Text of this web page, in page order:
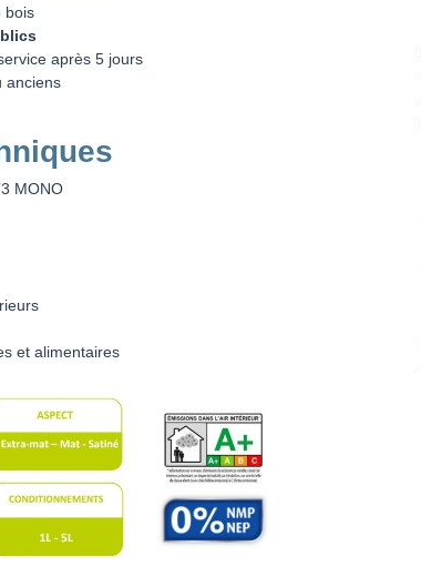
bois
après 5 jours
anciens
MONO
et alimentaires